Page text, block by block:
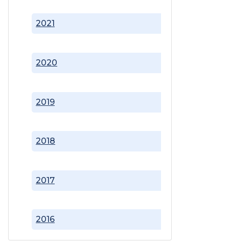
2016
2017
2018
2019
2020
2021